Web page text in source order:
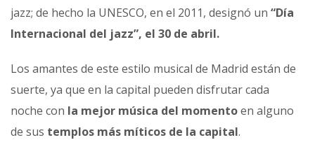
jazz; de hecho la UNESCO, en el 2011, designó un “Día
Internacional del jazz”, el 30 de abril.
Los amantes de este estilo musical de Madrid están de
suerte, ya que en la capital pueden disfrutar cada
noche con la mejor música del momentoen alguno
de sus templos más míticos de la capital.